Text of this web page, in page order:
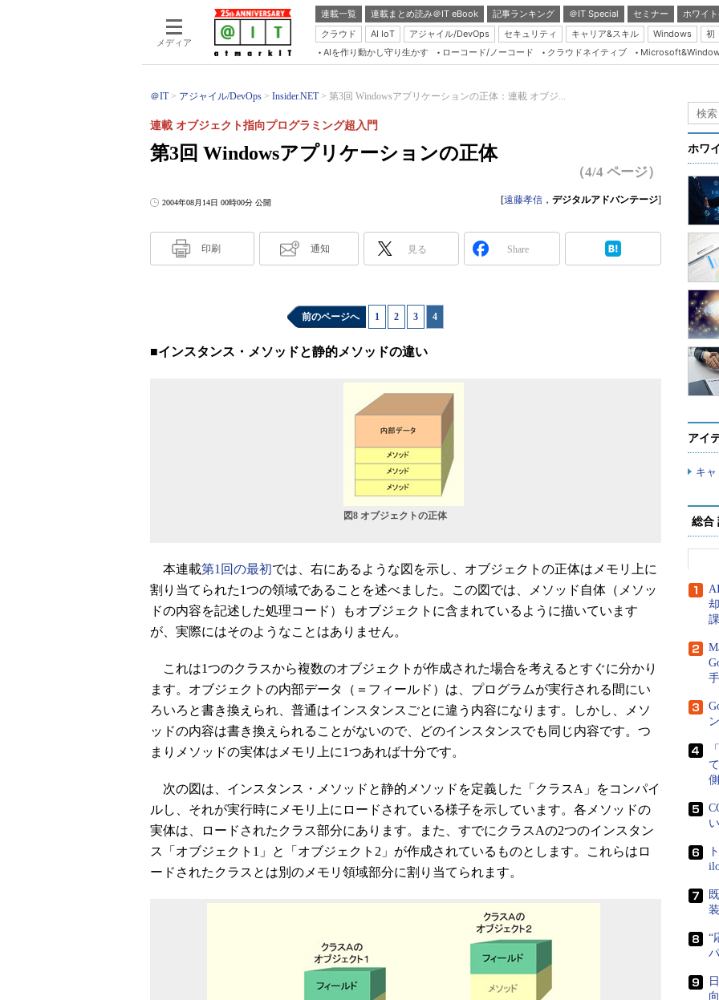
メディア
連載一覧 連載まとめ読み＠IT eBook 記事ランキング ＠IT Special セミナー
ホワイ
クラウド
AI IoT アジャイル/DevOps セキュリティ キャリア&スキル Windows
初
Server & Storage
Database Expert
Master of IP Network
Security & Trust
AIを作り動かし守り生かす ローコード/ノーコード クラウドネイティブ
＠IT アジャイル/DevOps Insider.NET 第3回 Windowsアプリケーションの正体：連載 オブジ...
第3回 Windowsアプリケーションの正体
連載 オブジェクト指向プログラミング超入門
（4/4 ページ）
2004年08月14日 00時00分 公開 [遠藤孝信 ， デジタルアドバンテージ]
印刷 通知 見る Share
前のページへ 1 2 3 4
■インスタンス・メソッドと静的メソッドの違い
図8 オブジェクトの正体
本連載第1回の最初では、右にあるような図を示し、オブジェクトの正体はメモリ上に
割り当てられた1つの領域であることを述べました。この図では、メソッド自体（メソッ
ドの内容を記述した処理コード）もオブジェクトに含まれているように描いています
が、実際にはそのようなことはありません。
これは1つのクラスから複数のオブジェクトが作成された場合を考えるとすぐに分かり
ます。オブジェクトの内部データ（＝フィールド）は、プログラムが実行される間にい
ろいろと書き換えられ、普通はインスタンスごとに違う内容になります。しかし、メソ
ッドの内容は書き換えられることがないので、どのインスタンスでも同じ内容です。つ
まりメソッドの実体はメモリ上に1つあれば十分です。
次の図は、インスタンス・メソッドと静的メソッドを定義した「クラスA」をコンパイ
ルし、それが実行時にメモリ上にロードされている様子を示しています。各メソッドの
実体は、ロードされたクラス部分にあります。また、すでにクラスAの2つのインスタン
ス「オブジェクト1」と「オブジェクト2」が作成されているものとします。これらはロ
ードされたクラスとは別のメモリ領域部分に割り当てられます。
ホワ
アイ
キ
総合
手
“